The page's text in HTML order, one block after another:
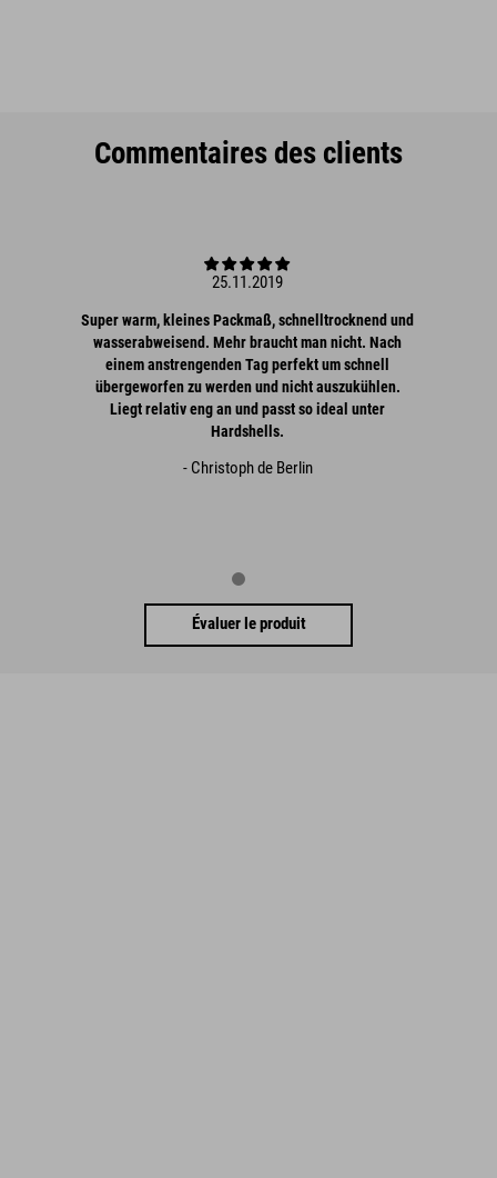
Commentaires des clients
25.11.2019
Super warm, kleines Packmaß, schnelltrocknend und
wasserabweisend. Mehr braucht man nicht. Nach
einem anstrengenden Tag perfekt um schnell
übergeworfen zu werden und nicht auszukühlen.
Liegt relativ eng an und passt so ideal unter
Hardshells.
- Christoph de Berlin
Évaluer le produit